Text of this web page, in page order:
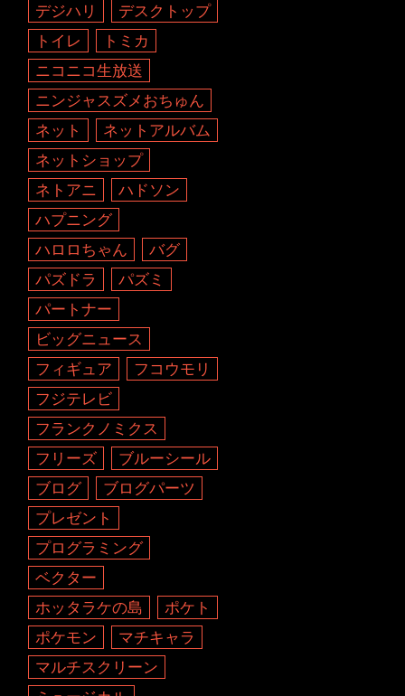
デジハリ
デスクトップ
トイレ
トミカ
ニコニコ生放送
ニンジャスズメおちゅん
ネット
ネットアルバム
ネットショップ
ネトアニ
ハドソン
ハプニング
ハロロちゃん
バグ
パズドラ
パズミ
パートナー
ビッグニュース
フィギュア
フコウモリ
フジテレビ
フランクノミクス
フリーズ
ブルーシール
ブログ
ブログパーツ
プレゼント
プログラミング
ベクター
ホッタラケの島
ポケト
ポケモン
マチキャラ
マルチスクリーン